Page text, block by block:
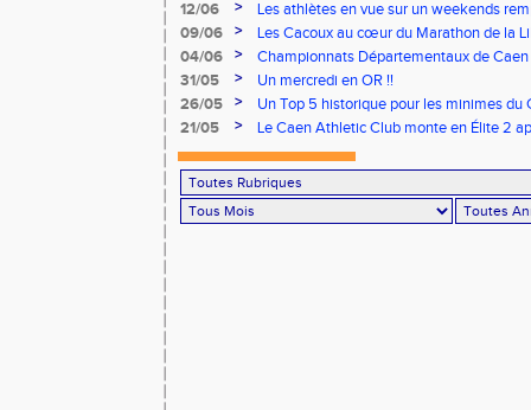
remarquables pour nos jeunes athlètes
12/06 >
Les athlètes en vue sur un weekends
09/06
>
Les Cacoux au cœur du Marathon de la
04/06
>
Championnats Départementaux de
rendez-vous
31/05 >
Un mercredi en OR !!
26/05
>
Un Top 5 historique pour les minimes du
Finale Nationale Equip’Athlé !
21/05 >
Le Caen Athletic Club monte en Élite 2